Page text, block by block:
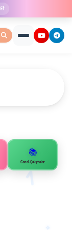
📚
Genel Çalışmalar
1